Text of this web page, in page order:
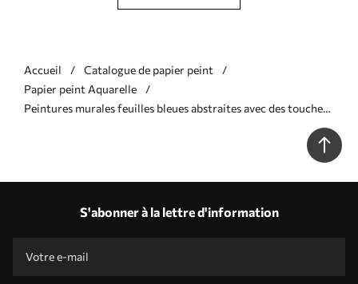
Accueil
Catalogue de papier peint
Papier peint Aquarelle
Peintures murales feuilles bleues abstraites avec des touches
S'abonner à la lettre d'information